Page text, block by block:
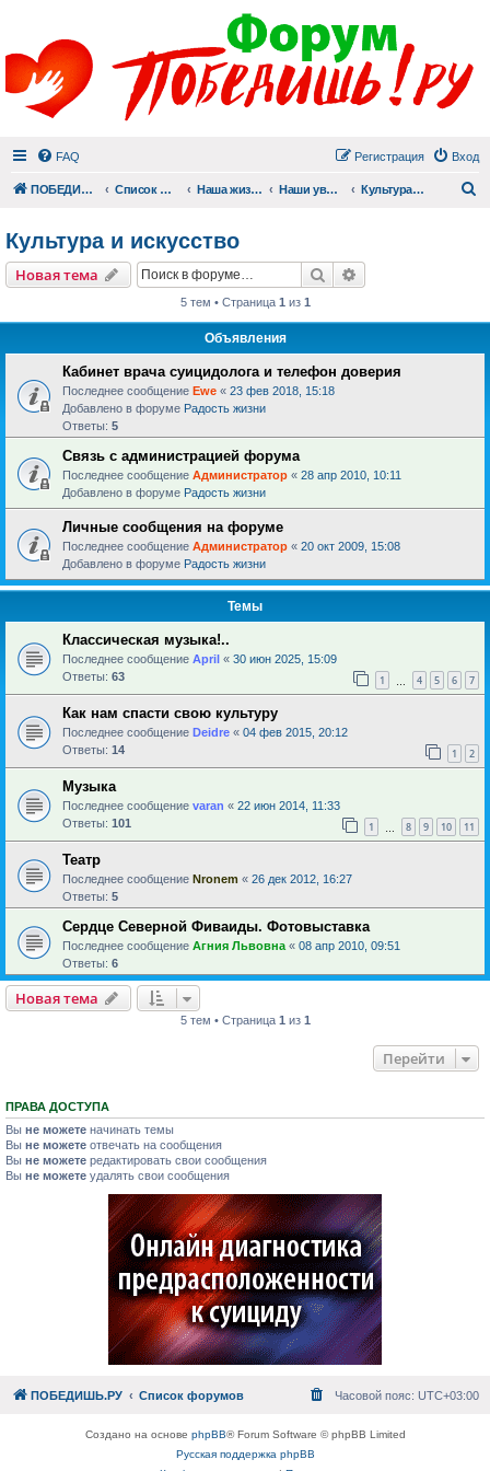
FAQ Вход
Регистрация
ПОБЕДИШЬ.РУ Список форумов Наша жизнь (не всё же о суициде!) Наши увлечения Культура и искусство
Культура и искусство
Новая тема Поиск
5 тем • Страница 1 из 1
Объявления
Кабинет врача суицидолога и телефон доверия
Последнее сообщение Ewe « 23 фев 2018, 15:18
Добавлено в форуме Радость жизни
Ответы: 5
Связь с администрацией форума
Последнее сообщение Администратор « 28 апр 2010, 10:11
Добавлено в форуме Радость жизни
Личные сообщения на форуме
Последнее сообщение Администратор « 20 окт 2009, 15:08
Добавлено в форуме Радость жизни
Темы
Классическая музыка!..
Последнее сообщение April « 30 июн 2025, 15:09
Ответы: 63 1 4 5 6 7
Как нам спасти свою культуру
Последнее сообщение Deidre « 04 фев 2015, 20:12
Ответы: 14 1 2
Музыка
Последнее сообщение varan « 22 июн 2014, 11:33
Ответы: 101 1 8 9 10 11
Театр
Последнее сообщение Nronem « 26 дек 2012, 16:27
Ответы: 5
Сердце Северной Фиваиды. Фотовыставка
Последнее сообщение Агния Львовна « 08 апр 2010, 09:51
Ответы: 6
Новая тема
5 тем • Страница 1 из 1
Перейти
ПРАВА ДОСТУПА
Вы не можете начинать темы
Вы не можете отвечать на сообщения
Вы не можете редактировать свои сообщения
Вы не можете удалять свои сообщения
ПОБЕДИШЬ.РУ Список форумов Часовой пояс: UTC+03:00
Создано на основе phpBB® Forum Software © phpBB Limited
Русская поддержка phpBB